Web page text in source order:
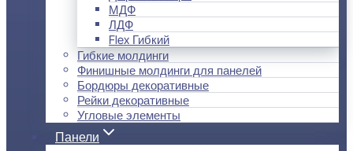
МДФ
ЛДФ
Flex Гибкий
Гибкие молдинги
Финишные молдинги для панелей
Бордюры декоративные
Рейки декоративные
Угловые элементы
Панели